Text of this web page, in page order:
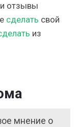
отзывы
сделать свой
из
мнение о